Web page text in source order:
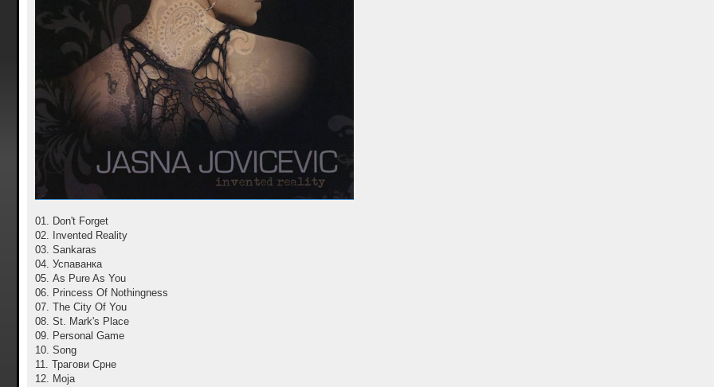
01. Don't Forget
02. Invented Reality
03. Sankaras
04. Успаванка
05. As Pure As You
06. Princess Of Nothingness
07. The City Of You
08. St. Mark's Place
09. Personal Game
10. Song
11. Трагови Срне
12. Моја